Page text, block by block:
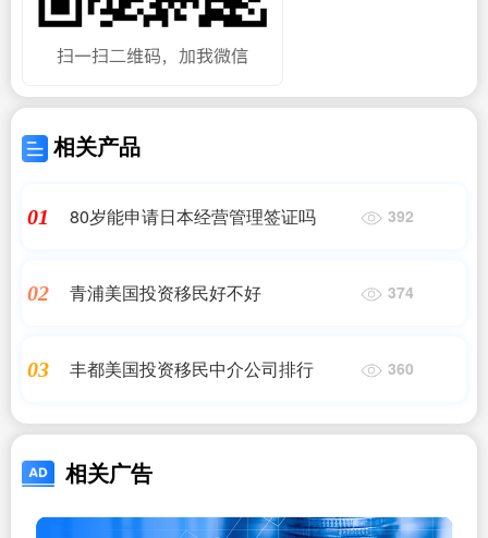
相关产品
01 80岁能申请日本经营管理签证吗 392
02 青浦美国投资移民好不好 374
03 丰都美国投资移民中介公司排行 360
相关广告